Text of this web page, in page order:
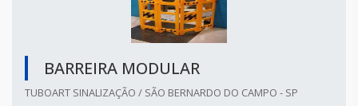
BARREIRA MODULAR
TUBOART SINALIZAÇÃO / SÃO BERNARDO DO CAMPO - SP